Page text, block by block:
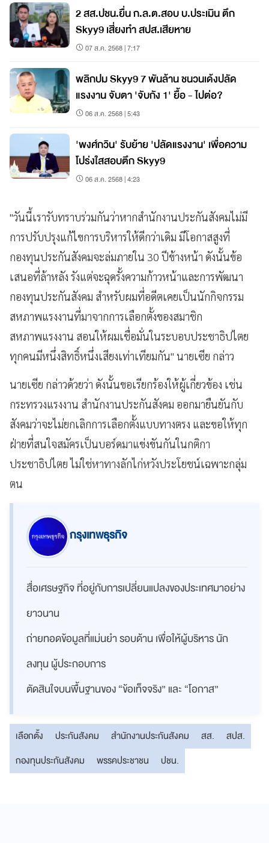
2 สส.ปชน.ยื่น ก.ล.ต.สอบ บ.ประเมิน ตึก
Skyy9 เสี่ยงทำ สปส.เสียหาย
07 ส.ค. 2568 | 7:17
พลิกปม Skyy9 7 พันล้าน ชนวนเด้งปลัด
แรงงาน จับตา 'จับกัง 1' ยื้อ - ไปต่อ?
06 ส.ค. 2568 | 5:43
'พงศ์กวิน' รับย้าย 'ปลัดแรงงาน' เพื่อความ
โปร่งใสสอบตึก Skyy9
06 ส.ค. 2568 | 4:23
"วันนี้เรารับทราบร่วมกันว่าหากสำนักงานประกันสังคมไม่มี
การปรับปรุงแก้ไขการบริหารให้ดีกว่าเดิม มีโอกาสสูงที่
กองทุนประกันสังคมจะล่มภายใน 30 ปีข้างหน้า ดังนั้นข้อ
เสนอที่ล้าหลัง รังแต่จะฉุดรั้งความก้าวหน้าและการพัฒนา
กองทุนประกันสังคม สำหรับผมที่อดีตเคยเป็นนักกิจกรรม
สหภาพแรงงานที่มาจากการเลือกตั้งของสมาชิก
สหภาพแรงงาน สอนให้ผมเชื่อมั่นในระบอบประชาธิปไตย
ทุกคนมีหนึ่งสิทธิ์หนึ่งเสียงเท่าเทียมกัน" นายเซีย กล่าว
นายเซีย กล่าวด้วยว่า ดังนั้นขอเรียกร้องให้ผู้เกี่ยวข้อง เช่น
กระทรวงแรงงาน สำนักงานประกันสังคม ออกมายืนยันกับ
สังคมว่าจะไม่ยกเลิกการเลือกตั้งแบบทางตรง และขอให้ทุก
ฝ่ายที่สนใจสมัครเป็นบอร์ดมาแข่งขันกันในกติกา
ประชาธิปไตย ไม่ใช่หาทางลักไก่หวังประโยชน์เฉพาะกลุ่ม
ตน
กรุงเทพธุรกิจ
สื่อเศรษฐกิจ ที่อยู่กับการเปลี่ยนแปลงของประเทศมาอย่าง
ยาวนาน
ถ่ายทอดข้อมูลที่แม่นยำ รอบด้าน เพื่อให้ผู้บริหาร นัก
ลงทุน ผู้ประกอบการ
ตัดสินใจบนพื้นฐานของ “ข้อเท็จจริง” และ “โอกาส”
เลือกตั้ง ประกันสังคม สำนักงานประกันสังคม สส.
สปส.
กองทุนประกันสังคม
พรรคประชาชน ปชน.